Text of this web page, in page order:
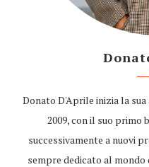
Donato D'Aprile inizia la
2009, con il suo primo
successivamente a nuovi
sempre dedicato al mondo